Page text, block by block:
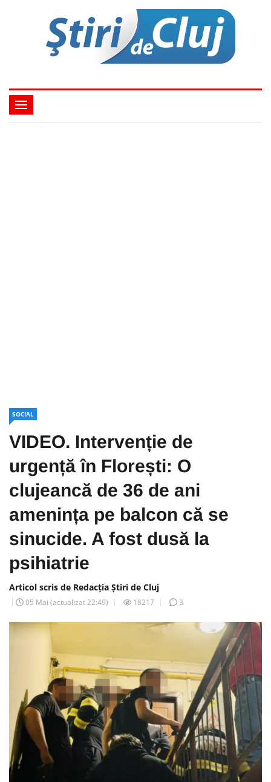
SOCIAL
VIDEO. Intervenție de
urgență în Florești: O
clujeancă de 36 de ani
amenința pe balcon că se
sinucide. A fost dusă la
psihiatrie
Articol scris de Redacția Știri de Cluj
05 Mai (actualizat22:49) 18217 3